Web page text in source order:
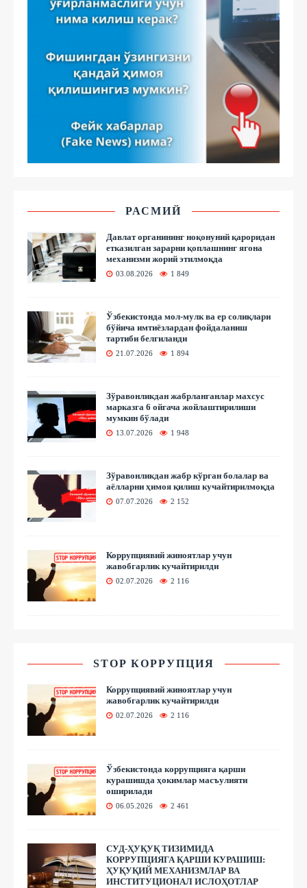
РАСМИЙ
Давлат органининг ноқонуний қароридан
етказилган зарарни қоплашнинг ягона
механизми жорий этилмоқда
03.08.2026 1 849
Ўзбекистонда мол-мулк ва ер солиқлари
бўйича имтиёзлардан фойдаланиш
тартиби белгиланди
21.07.2026 1 894
Зўравонликдан жабрланганлар махсус
марказга 6 ойгача жойлаштирилиши
мумкин бўлади
13.07.2026 1 948
Зўравонликдан жабр кўрган болалар ва
аёлларни ҳимоя қилиш кучайтирилмоқда
07.07.2026 2 152
Коррупциявий жиноятлар учун
жавобгарлик кучайтирилди
02.07.2026 2 116
STOP КОРРУПЦИЯ
Коррупциявий жиноятлар учун
жавобгарлик кучайтирилди
02.07.2026 2 116
Ўзбекистонда коррупцияга қарши
курашишда ҳокимлар масъулияти
оширилади
06.05.2026 2 461
СУД-ҲУҚУҚ ТИЗИМИДА
КОРРУПЦИЯГА ҚАРШИ КУРАШИШ:
ҲУҚУҚИЙ МЕХАНИЗМЛАР ВА
ИНСТИТУЦИОНАЛ ИСЛОҲОТЛАР